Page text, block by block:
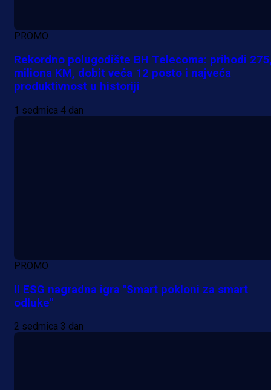
PROMO
Rekordno polugodište BH Telecoma: prihodi
miliona KM, dobit veća 12 posto i najveća
produktivnost u historiji
1 sedmica 4 dan
PROMO
II ESG nagradna igra "Smart pokloni za smart
odluke"
2 sedmica 3 dan